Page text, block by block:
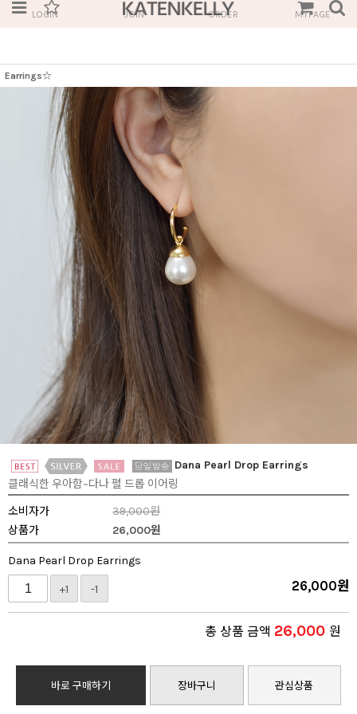
LOGIN JOIN ORDER MYPAGE
Earrings☆
Dana Pearl Drop Earrings
클래식한 우아함~다나 펄 드롭 이어링
소비자가
39,000원
상품가
26,000원
Dana Pearl Drop Earrings
+1 -1 26,000원
총 상품 금액 26,000 원
바로 구매하기 장바구니 관심상품